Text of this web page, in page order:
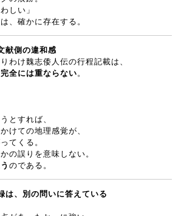
しい」
、確かに存在する。
献側の違和感
りわけ魏志倭人伝の行程記載は、
完全には重ならない 。
とすれば、
けての地理感覚が、
てくる。
の誤りを意味しない。
のである。
、別の問いに答えている